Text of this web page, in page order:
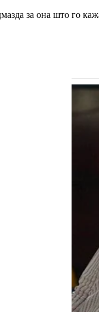
за она што го